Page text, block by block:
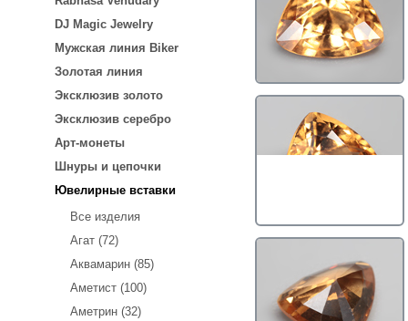
DJ Magic Jewelry
Мужская линия Biker
Золотая линия
Эксклюзив золото
Эксклюзив серебро
Арт-монеты
Шнуры и цепочки
Ювелирные вставки
Все изделия
Агат (72)
Аквамарин (85)
Аметист (100)
Аметрин (32)